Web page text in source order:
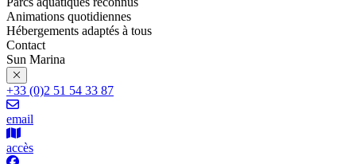
Animations quotidiennes
Hébergements adaptés à tous
Contact
Sun Marina
+33 (0)2 51 54 33 87
email
accès